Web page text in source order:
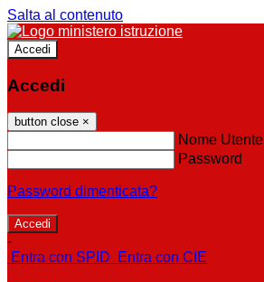
Salta al contenuto
Accedi
Accedi
button close ×
Nome Utente
Password
Password dimenticata?
-
Entra con SPID
Entra con CIE